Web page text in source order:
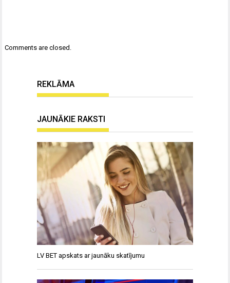
Comments are closed.
REKLĀMA
JAUNĀKIE RAKSTI
LV BET apskats ar jaunāku skatījumu